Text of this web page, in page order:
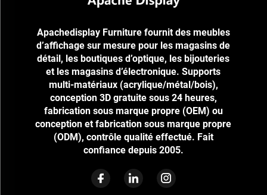
Apachedisplay Furniture fournit des meubles
d’affichage sur mesure pour les magasins de
détail, les boutiques d’optique, les bijouteries
et les magasins d’électronique. Supports
multi-matériaux (acrylique/métal/bois),
conception 3D gratuite sous 24 heures,
fabrication sous marque propre (OEM) ou
conception et fabrication sous marque propre
(ODM), contrôle qualité effectué. Fait
confiance depuis 2005.